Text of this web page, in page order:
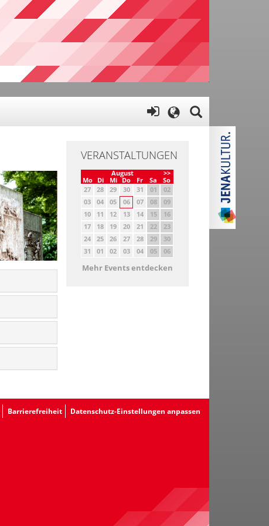
VERANSTALTUNGEN
>>
August
Mo
Di Mi Do Fr Sa
So
27
28 29 30 31 01
02
03
04 05 06 07 08
09
10
11 12 13 14 15
16
17
18 19 20 21 22
23
24
25 26 27 28 29
30
31
01 02 03 04 05 06
Mehr Events entdecken
Barrierefreiheit Datenschutz-Einstellungen anpassen